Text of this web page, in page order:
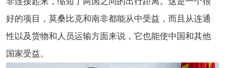
好的项目，莫桑比克和南非都能从中受益，而且从连通
性以及货物和人员运输方面来说，它也能使中国和其他
国家受益。